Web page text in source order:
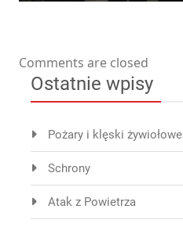
Comments are closed
Ostatnie wpisy
Pożary i klęski żywiołowe
Schrony
Atak z Powietrza